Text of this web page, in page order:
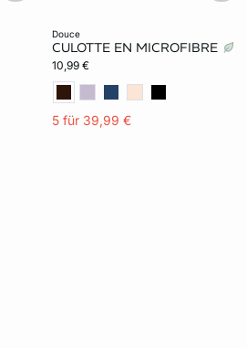
douce
CULOTTE EN MICROFIBRE
10,99 €
5 für 39,99 €